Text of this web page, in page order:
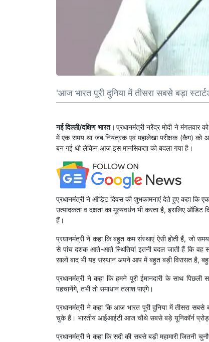
'आज भारत पूरी दुनिया में तीसरा सबसे बड़ा
नई दिल्ली/दक्षिण भारत। प्रधानमंत्री नरेंद्र मोदी ने
में एक समय था जब नियंत्रक एवं महालेखा परीक्षक (कैग) को
बन गई थी लेकिन आज इस मानसिकता को बदला गया है।
प्रधानमंत्री ने ऑडिट दिवस की शुभकामनाएं देते हुए कहा कि
उत्पादकता व दक्षता का मूल्यवर्धन भी करता है, इसलिए
हैं।
प्रधानमंत्री ने कहा कि बहुत कम संस्थाएं ऐसी होती हैं, जो
से पांच दशक आते-आते स्थितियां इतनी बदल जाती हैं कि वह
सालों बाद भी यह संस्थान अपने आप में बहुत बड़ी विरासत है,
प्रधानमंत्री ने कहा कि हमने पूरी ईमानदारी के साथ
पहचानेंगे, तभी तो समाधान तलाश पाएंगे।
प्रधानमंत्री ने कहा कि आज भारत पूरी दुनिया में तीसरा
चुके हैं। भारतीय आईआईटी आज चौथे सबसे बड़े यूनिकॉर्न
प्रधानमंत्री ने कहा कि सदी की सबसे बड़ी महामारी जितनी